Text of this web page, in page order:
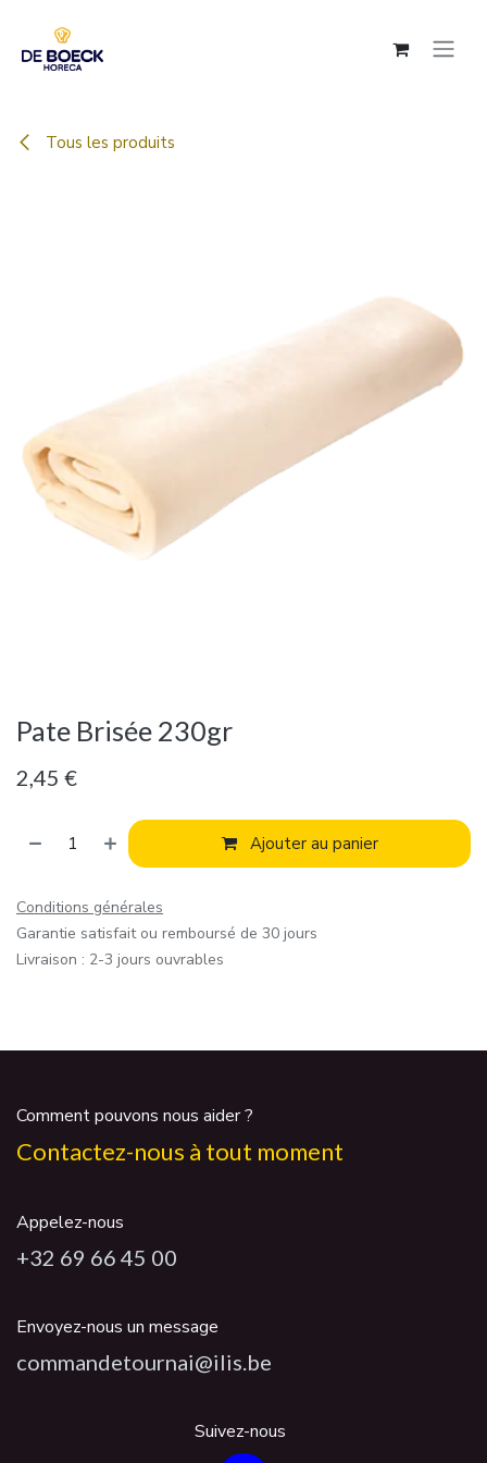
Tous les produits
Pate Brisée 230gr
2,45 €
Ajouter au panier
Conditions générales
Garantie satisfait ou remboursé de 30 jours
Livraison : 2-3 jours ouvrables
Comment pouvons nous aider ?
Contactez-nous à tout moment
Appelez-nous
+32 69 66 45 00
Envoyez-nous un message
commandetournai@ilis.be
Suivez-nous